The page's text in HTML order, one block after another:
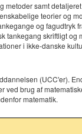
samt
teorier og
og
tankegang skriftligt og
i ikke-danske
(UCC'er).
brug af
matematik.